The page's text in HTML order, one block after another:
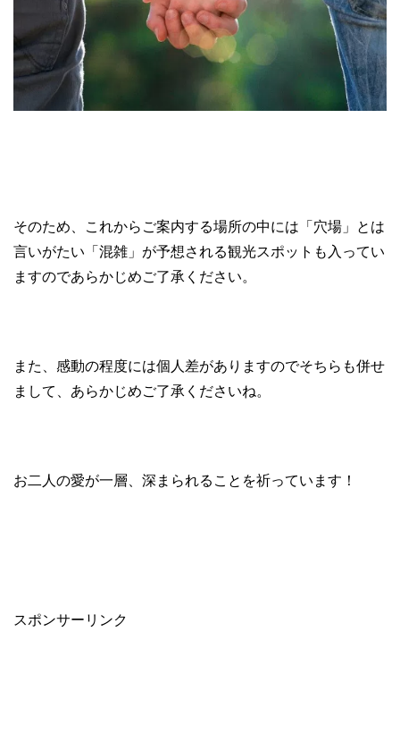
そのため、これからご案内する場所の中には「穴場」とは
言いがたい「混雑」が予想される観光スポットも入ってい
ますのであらかじめご了承ください。
また、感動の程度には個人差がありますのでそちらも併せ
まして、あらかじめご了承くださいね。
お二人の愛が一層、深まられることを祈っています！
スポンサーリンク